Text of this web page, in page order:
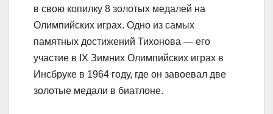
в свою копилку 8 золотых медалей на
Олимпийских играх. Одно из самых
памятных достижений Тихонова — его
участие в IX Зимних Олимпийских играх в
Инсбруке в 1964 году, где он завоевал две
золотые медали в биатлоне.